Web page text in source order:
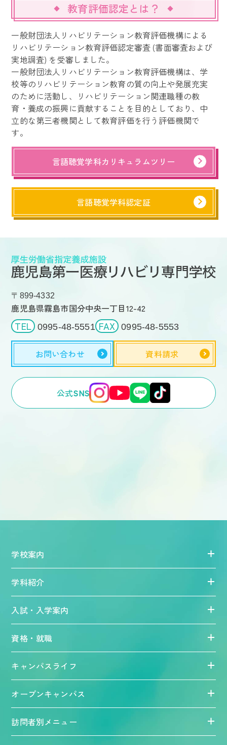
教育評価認定とは？
一般財団法人リハビリテーション教育評価機構による
リハビリテーション教育評価認定審査 (書面審査および
実地調査) を受審しました。
一般財団法人リハビリテーション教育評価機構は、学
校等のリハビリテーション教育の質の向上や発展充実
のために活動し、リハビリテーション関連職種の教
育・養成の振興に貢献することを目的としており、中
立的な第三者機関として教育評価を行う評価機関で
す。
言語聴覚学科カリキュラムツリー
言語聴覚学科認定証
〒899-4332
鹿児島県霧島市国分中央一丁目12-42
TEL 0995-48-5551 FAX 0995-48-5553
お問い合わせ 資料請求
公式SNS
学校案内
学科紹介
入試・入学案内
資格・就職
キャンパスライフ
オープンキャンパス
訪問者別メニュー